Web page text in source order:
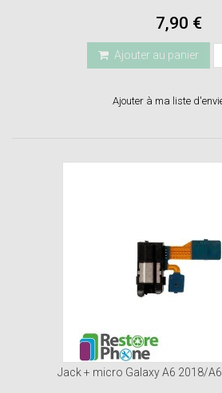
7,90 €
Ajouter au panier
Ajouter à ma liste
Jack + micro Galaxy A6 2018/